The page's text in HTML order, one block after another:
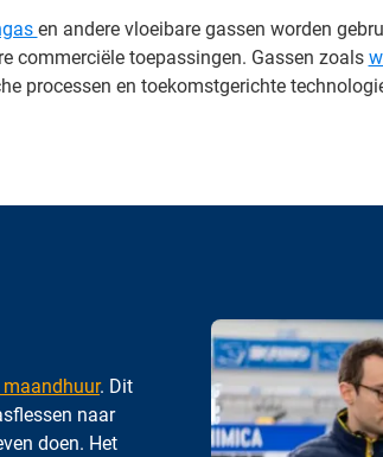
en andere vloeibare gassen worden
commerciële toepassingen. Gassen zoals
processen en toekomstgerichte
. Dit
naar
doen. Het